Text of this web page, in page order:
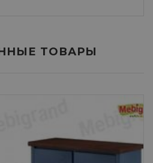
ТОВАРЫ